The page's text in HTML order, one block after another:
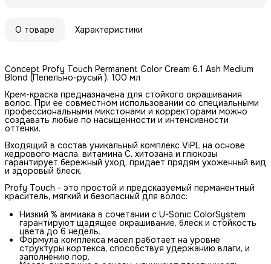
О товаре Характеристики
Concept Profy Touch Permanent Color Cream 6.1 Ash Medium
Blond (Пепельно-русый ), 100 мл
Крем-краска предназначена для стойкого окрашивания
волос. При ее совместном использовании со специальными
профессиональными микстонами и корректорами можно
создавать любые по насыщенности и интенсивности
оттенки.
Входящий в состав уникальный комплекс ViPL на основе
кедрового масла, витамина C, хитозана и глюкозы
гарантирует бережный уход, придает прядям ухоженный вид
и здоровый блеск.
Profy Touch - это простой и предсказуемый перманентный
краситель, мягкий и безопасный для волос:
Низкий % аммиака в сочетании с U-Sonic ColorSystem
гарантируют щадящее окрашивание, блеск и стойкость
цвета до 6 недель.
Формула комплекса масел работает на уровне
структуры кортекса, способствуя удержанию влаги, и
заполнению пор.